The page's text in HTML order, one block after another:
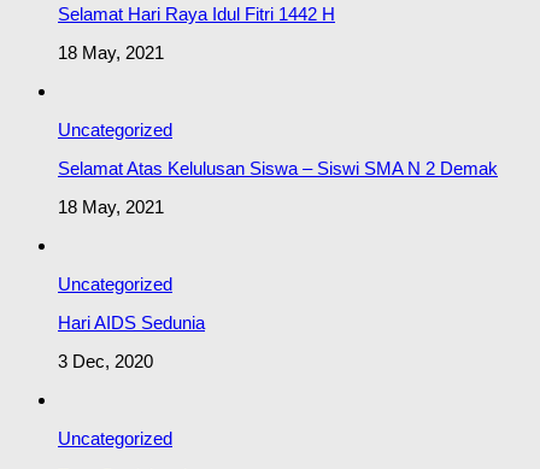
Selamat Hari Raya Idul Fitri 1442 H
18 May, 2021
Uncategorized
Selamat Atas Kelulusan Siswa – Siswi SMA N 2 Demak
18 May, 2021
Uncategorized
Hari AIDS Sedunia
3 Dec, 2020
Uncategorized